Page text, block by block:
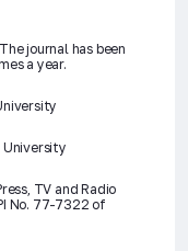
journal has been
a year.
University
TV and Radio
No. 77-7322 of